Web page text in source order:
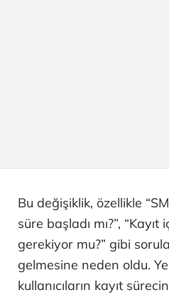
Bu değişiklik, özellikle
süre başladı mı?”,
gerekiyor mu?” gibi
gelmesine neden oldu.
kullanıcıların kayıt